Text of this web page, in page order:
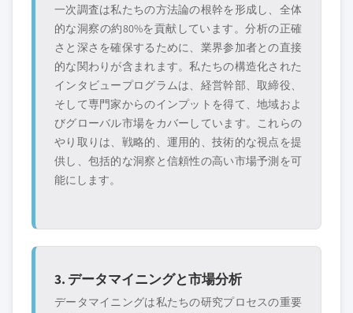
界からの参入者
ー
無料カスタマイズ - レポート価値の最大
20%
特定のデータが必要ですか？カスタマイ
ズをリクエストして、正確な要件に合わ
せた洞察を入手してください。
カスタマイズを依頼する →
一次調査は私たちの方法論の根幹を形成し、全体
的な洞察の約80%を貢献しています。分析の正確
さと深さを確保するために、業界参加者との直接
的な関わりが含まれます。私たちの構造化された
インタビュープログラムは、経営幹部、取締役、
そして専門家からのインプットを得て、地域およ
びグローバル市場をカバーしています。これらの
やり取りは、戦略的、運用的、技術的な視点を提
供し、包括的な洞察と信頼性の高い市場予測を可
能にします。
3. データマイニングと市場分析
データマイニングは私たちの研究プロセスの重要